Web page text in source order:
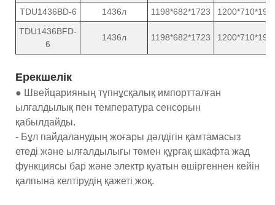
TDU1436BD-6 1436л 1198*682*1723
TDU1436BFD-
6
1436л 1198*682*1723
Ерекшелік
● Швейцарияның түпнұсқалық импортталған
ылғалдылық пен температура сенсорын
қабылдайды.
- Бұл пайдаланудың жоғары дәлдігін қамтамасыз
етеді және ылғалдылығы төмен құрғақ шкафта жад
функциясы бар және электр қуатын өшіргеннен кейін
қалпына келтірудің қажеті жоқ.